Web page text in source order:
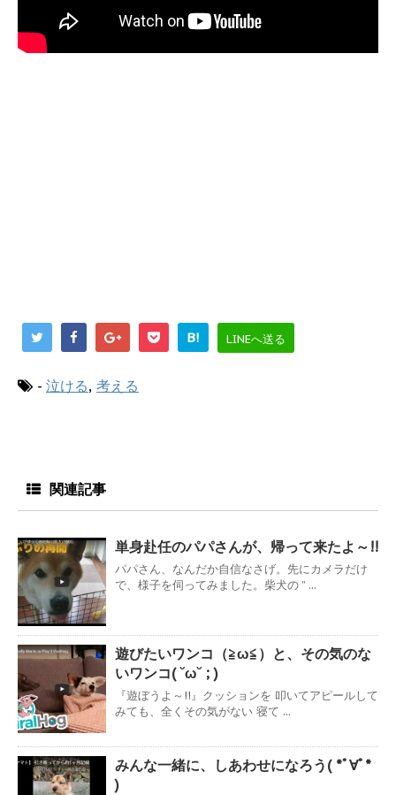
B! LINEへ送る
- 泣ける, 考える
関連記事
単身赴任のパパさんが、帰って来たよ～!!
パパさん、なんだか自信なさげ。先にカメラだけ
で、様子を伺ってみました。柴犬の ” ...
遊びたいワンコ（≧ω≦）と、その気のな
いワンコ( ˘ω˘ ; )
『遊ぼうよ～!!』クッションを 叩いてアピールして
みても、全くその気がない 寝て ...
みんな一緒に、しあわせになろう( *ﾟ∀ﾟ*
)